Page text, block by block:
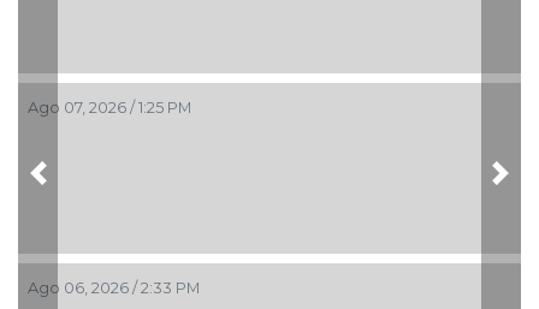
Ago 07, 2026 / 1:25 PM
Ago 06, 2026 / 2:33 PM
Previous